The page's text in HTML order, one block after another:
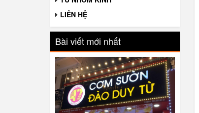
LIÊN HỆ
Bài viết mới nhất